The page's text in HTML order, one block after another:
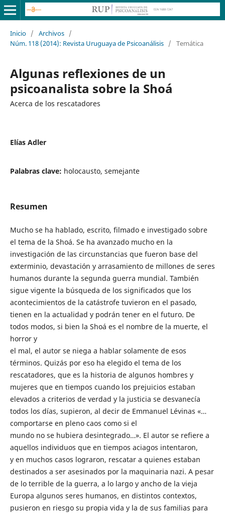
Inicio / Archivos /
Núm. 118 (2014): Revista Uruguaya de Psicoanálisis / Temática
Algunas reflexiones de un
psicoanalista sobre la Shoá
Acerca de los rescatadores
Elías Adler
Palabras clave: holocausto, semejante
Resumen
Mucho se ha hablado, escrito, filmado e investigado sobre
el tema de la Shoá. Se ha avanzado mucho en la
investigación de las circunstancias que fueron base del
exterminio, devastación y arrasamiento de millones de seres
humanos durante la segunda guerra mundial. También
sigue vigente la búsqueda de los significados que los
acontecimientos de la catástrofe tuvieron en el pasado,
tienen en la actualidad y podrán tener en el futuro. De
todos modos, si bien la Shoá es el nombre de la muerte, el
horror y
el mal, el autor se niega a hablar solamente de esos
términos. Quizás por eso ha elegido el tema de los
rescatadores, que es la historia de algunos hombres y
mujeres que en tiempos cuando los prejuicios estaban
elevados a criterios de verdad y la justicia se desvanecía
todos los días, supieron, al decir de Emmanuel Lévinas «…
comportarse en pleno caos como si el
mundo no se hubiera desintegrado…». El autor se refiere a
aquellos individuos que en tiempos aciagos intentaron,
y en muchos casos lograron, rescatar a quienes estaban
destinados a ser asesinados por la maquinaria nazi. A pesar
de lo terrible de la guerra, a lo largo y ancho de la vieja
Europa algunos seres humanos, en distintos contextos,
pusieron en riesgo su propia vida y la de sus familias para